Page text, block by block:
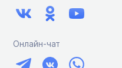
Онлайн-чат